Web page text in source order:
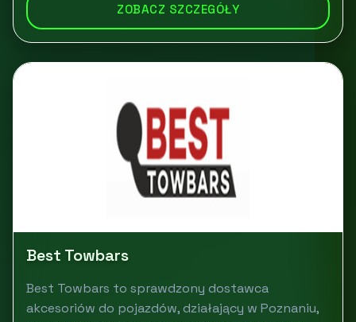
ZOBACZ SZCZEGÓŁY
Best Towbars
Best Towbars to sprawdzony dostawca
akcesoriów do pojazdów, działający w Poznaniu,